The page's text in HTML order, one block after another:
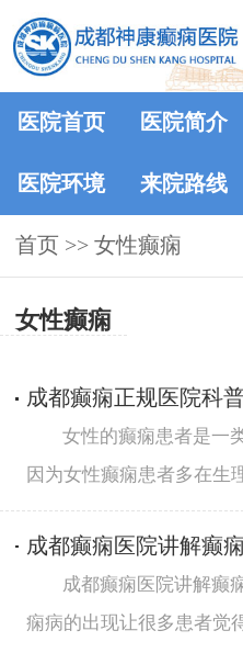
医院首页 医院简介
医院环境 来院路线
首页 >> 女性癫痫
女性癫痫
成都癫痫正规医院科
女性的癫痫患者是一
因为女性癫痫患者多在生
成都癫痫医院讲解癫
成都癫痫医院讲解癫
痫病的出现让很多患者觉